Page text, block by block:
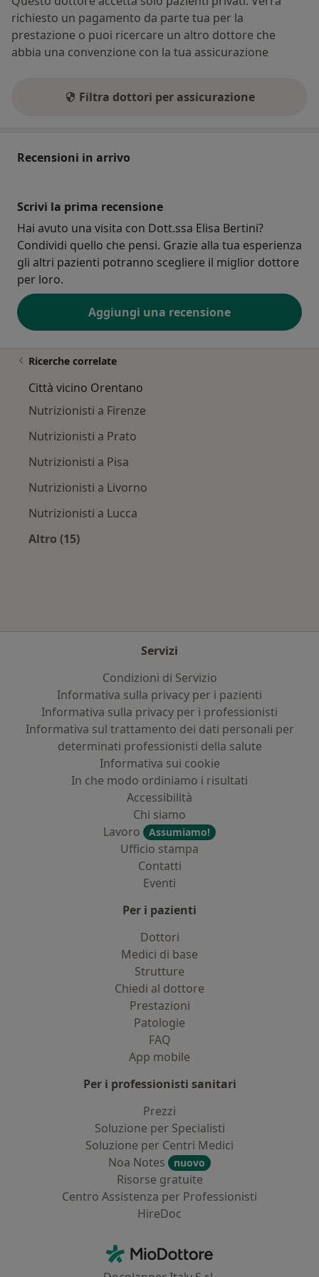
richiesto un pagamento da parte tua per la
prestazione o puoi ricercare un altro dottore che
abbia una convenzione con la tua assicurazione
Filtra dottori per assicurazione
Recensioni in arrivo
Scrivi la prima recensione
Hai avuto una visita con Dott.ssa Elisa Bertini?
Condividi quello che pensi. Grazie alla tua esperienza
gli altri pazienti potranno scegliere il miglior dottore
per loro.
Aggiungi una recensione
Ricerche correlate
Città vicino Orentano
Nutrizionisti a Firenze
Nutrizionisti a Prato
Nutrizionisti a Pisa
Nutrizionisti a Livorno
Nutrizionisti a Lucca
Altro (15)
Servizi
Condizioni di Servizio
Informativa sulla privacy per i pazienti
Informativa sulla privacy per i professionisti
Informativa sul trattamento dei dati personali per
determinati professionisti della salute
Informativa sui cookie
In che modo ordiniamo i risultati
Accessibilità
Chi siamo
Lavoro
Assumiamo!
Ufficio stampa
Contatti
Eventi
Per i pazienti
Dottori
Medici di base
Strutture
Chiedi al dottore
Prestazioni
Patologie
FAQ
App mobile
Per i professionisti sanitari
Prezzi
Soluzione per Specialisti
Soluzione per Centri Medici
Noa Notes
nuovo
Risorse gratuite
Centro Assistenza per Professionisti
HireDoc
MioDottore - Homepage